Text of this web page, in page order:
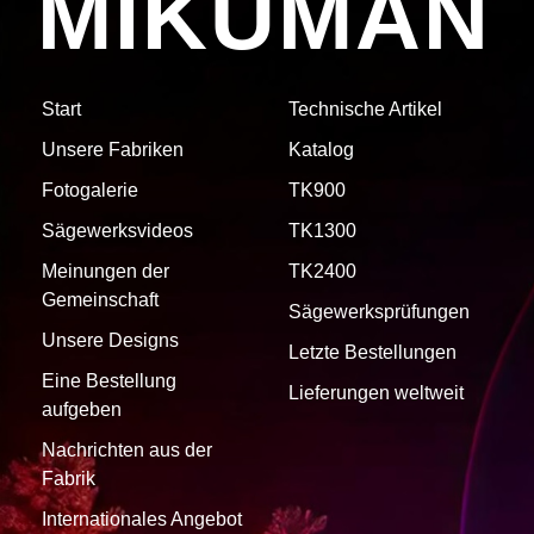
Start
Unsere Fabriken
Fotogalerie
Sägewerksvideos
Meinungen der
Gemeinschaft
Unsere Designs
Eine Bestellung
aufgeben
Nachrichten aus der
Fabrik
Technische Artikel
Katalog
TK900
TK1300
TK2400
Sägewerksprüfungen
Letzte Bestellungen
Lieferungen weltweit
Internationales Angebot